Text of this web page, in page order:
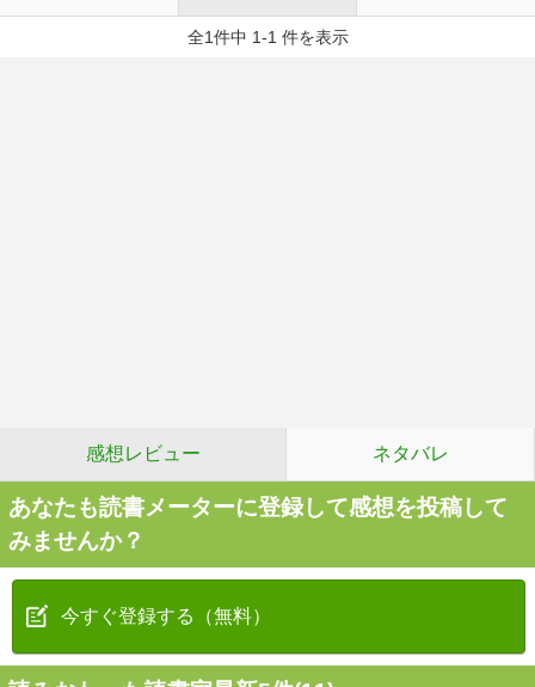
全1件中 1-1 件を表示
感想レビュー ネタバレ
あなたも読書メーターに登録して感想を投稿して
みませんか？
今すぐ登録する（無料）